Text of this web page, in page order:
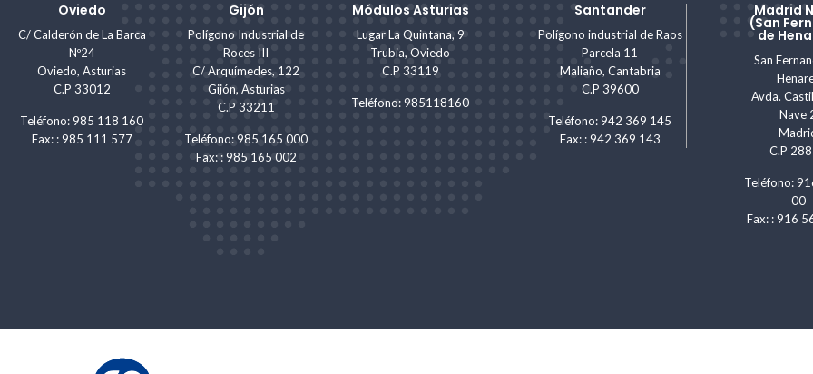
Oviedo
C/ Calderón de La Barca
Nº24
Oviedo, Asturias
C.P 33012
Teléfono: 985 118 160
Fax: : 985 111 577
Gijón
Polígono Industrial de
Roces III
C/ Arquímedes, 122
Gijón, Asturias
C.P 33211
Teléfono: 985 165 000
Fax: : 985 165 002
Módulos Asturias
Lugar La Quintana, 9
Trubia, Oviedo
C.P 33119
Teléfono: 985118160
Santander
Polígono industrial de Raos
Parcela 11
Maliaño, Cantabria
C.P 39600
Teléfono: 942 369 145
Fax: : 942 369 143
Madrid
(San
de
San
Avda.
Nave
C.P
Teléfono:
00
Fax: : 916